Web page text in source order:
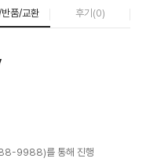
품/교환 후기(0)
9988)를 통해 진행